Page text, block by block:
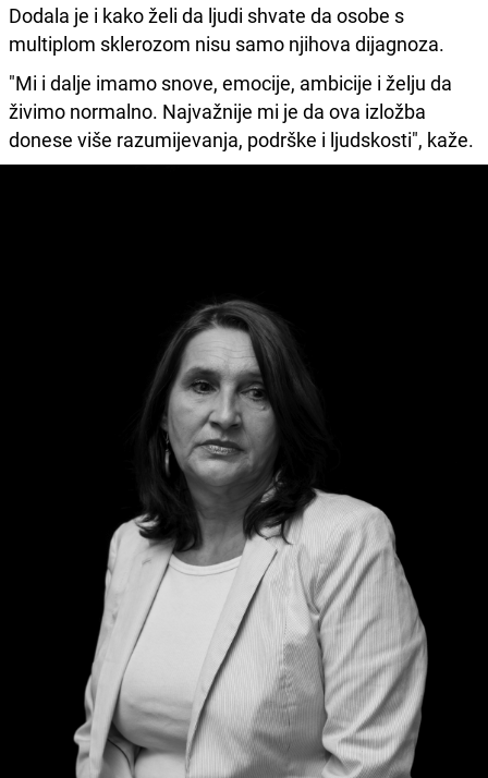
Dodala je i kako želi da ljudi shvate da osobe s
multiplom sklerozom nisu samo njihova dijagnoza.
"Mi i dalje imamo snove, emocije, ambicije i želju da
živimo normalno. Najvažnije mi je da ova izložba
donese više razumijevanja, podrške i ljudskosti", kaže.